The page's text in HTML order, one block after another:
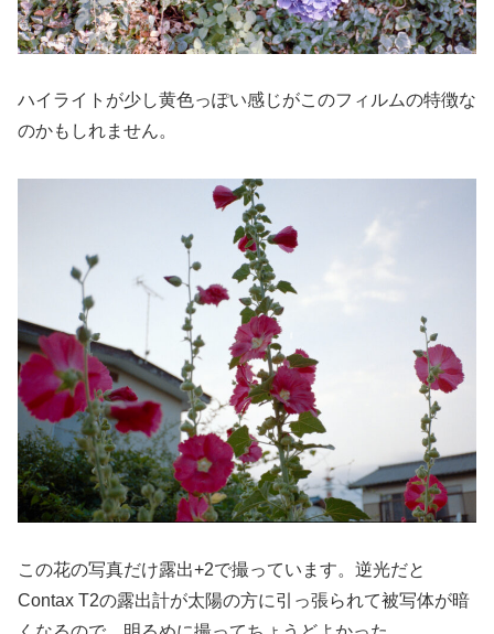
ハイライトが少し黄色っぽい感じがこのフィルムの特徴な
のかもしれません。
この花の写真だけ露出+2で撮っています。逆光だと
Contax T2の露出計が太陽の方に引っ張られて被写体が暗